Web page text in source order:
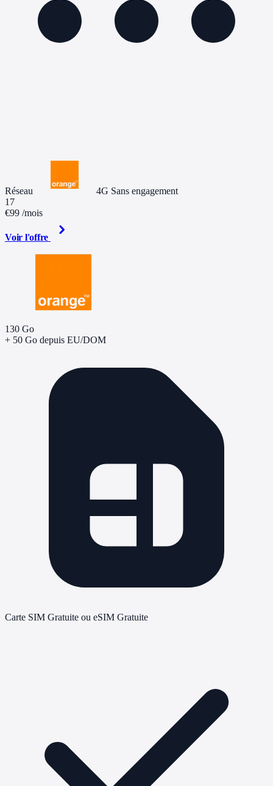
Réseau 4G Sans engagement
17
€99 /mois
Voir l'offre
130 Go
+ 50 Go depuis EU/DOM
Carte SIM Gratuite ou eSIM Gratuite